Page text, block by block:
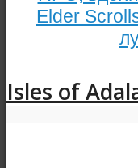
Elder
Isles of